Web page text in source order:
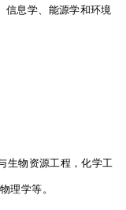
信息学、能源学和环境
生物资源工程，化学工
理学等。